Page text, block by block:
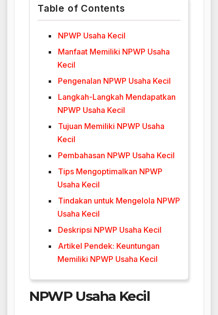
Table of Contents
NPWP Usaha Kecil
Manfaat Memiliki NPWP Usaha
Kecil
Pengenalan NPWP Usaha Kecil
Langkah-Langkah Mendapatkan
NPWP Usaha Kecil
Tujuan Memiliki NPWP Usaha
Kecil
Pembahasan NPWP Usaha Kecil
Tips Mengoptimalkan NPWP
Usaha Kecil
Tindakan untuk Mengelola NPWP
Usaha Kecil
Deskripsi NPWP Usaha Kecil
Artikel Pendek: Keuntungan
Memiliki NPWP Usaha Kecil
NPWP Usaha Kecil